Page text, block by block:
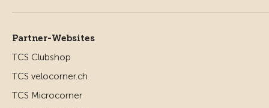
Partner-Websites
TCS Clubshop
TCS velocorner.ch
TCS Microcorner